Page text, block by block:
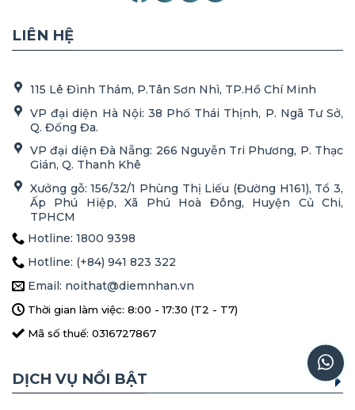
LIÊN HỆ
115 Lê Đình Thám, P.Tân Sơn Nhì, TP.Hồ Chí Minh
VP đại diện Hà Nội: 38 Phố Thái Thịnh, P. Ngã Tư Sở,
Q. Đống Đa.
VP đại diện Đà Nẵng: 266 Nguyễn Tri Phương, P. Thạc
Gián, Q. Thanh Khê
Xưởng gỗ: 156/32/1 Phùng Thị Liếu (Đường H161), Tổ 3,
Ấp Phú Hiệp, Xã Phú Hoà Đông, Huyện Củ Chi,
TPHCM
Hotline: 1800 9398
Hotline: (+84) 941 823 322
Email: noithat@diemnhan.vn
Thời gian làm việc: 8:00 - 17:30 (T2 - T7)
Mã số thuế: 0316727867
DỊCH VỤ NỔI BẬT